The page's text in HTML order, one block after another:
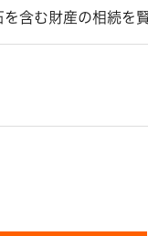
含む財産の相続を